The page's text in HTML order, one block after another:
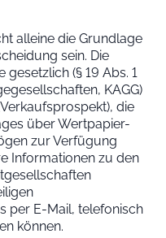
alleine die Grundlage
sein. Die
(§ 19 Abs. 1
KAGG)
die
über Wertpapier-
zur Verfügung
Informationen zu den
per E-Mail, telefonisch
können.